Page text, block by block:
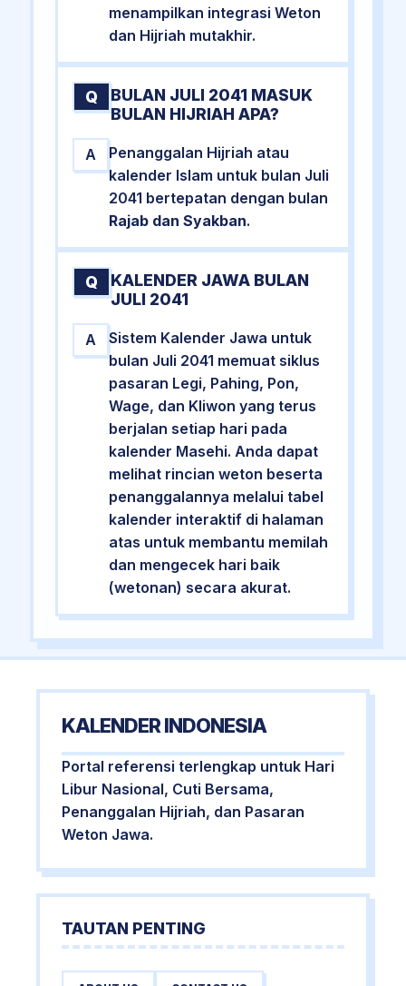
menampilkan integrasi Weton
dan Hijriah mutakhir.
Q
BULAN JULI 2041 MASUK
BULAN HIJRIAH APA?
A
Penanggalan Hijriah atau
kalender Islam untuk bulan Juli
2041 bertepatan dengan bulan
Rajab dan Syakban.
Q
KALENDER JAWA BULAN
JULI 2041
A
Sistem Kalender Jawa untuk
bulan Juli 2041 memuat siklus
pasaran Legi, Pahing, Pon,
Wage, dan Kliwon yang terus
berjalan setiap hari pada
kalender Masehi. Anda dapat
melihat rincian weton beserta
penanggalannya melalui tabel
kalender interaktif di halaman
atas untuk membantu memilah
dan mengecek hari baik
(wetonan) secara akurat.
KALENDER INDONESIA
Portal referensi terlengkap untuk Hari
Libur Nasional, Cuti Bersama,
Penanggalan Hijriah, dan Pasaran
Weton Jawa.
TAUTAN PENTING